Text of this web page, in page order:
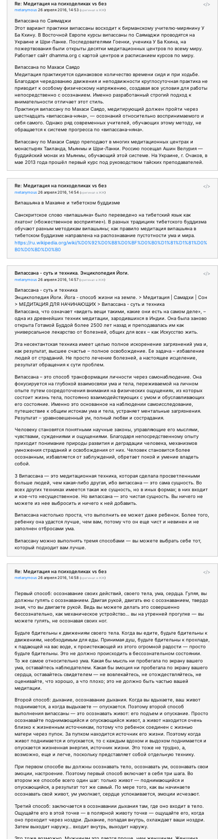
</>
Re: Медитация на психоделиках vs без
metanymous 26 апреля 2016, 14:53 (оригинал в ЖЖ)
Випассана по Саямаджи
Этот вариант практики випассаны восходит к бирманскому учителю-мирянину У
Ба Кхину. В Восточной Европе курсы випассаны по Саямаджи проводятся на
Украине и Шри-Ланке. Последователями Гоенки, ученика У Ба Кхина, на
пожертвования были открыты десятки медитационных центров по всему миру.
Работает сайт dhamma.org с картой центров и расписанием курсов по миру.
Випассана по Махаси Саядо
Медитация практикуется одинаковое количество времени сидя и при ходьбе.
Благодаря чередованию движения и неподвижности круглосуточная практика не
приводит к особому физическому напряжению, создавая все условия для работы
непосредственно с осознанием. Именно разработанный строгий подход к
внимательности отличает этот стиль.
Практикуя випассану по Махаси Саядо, медитирующий должен пройти через
шестнадцать «випассана-няна», — осознаний относительно воспринимаемого и
себя самого. Однако ряд современных учителей, обучающих этому методу, не
обращается к системе прогресса по «випассана-няна».
Випассану по Махаси Саядо преподают в многих медитационных центрах и
монастырях Таиланда, Мьянмы и Шри-Ланки. Россию посещал Ашин Велурия —
буддийский монах из Мьянмы, обучающий этой системе. На Украине, г. Очаков, в
мае 2013 года прошёл первый курс под руководством тайских преподавателей.
</>
Re: Медитация на психоделиках vs без
metanymous 26 апреля 2016, 14:54 (оригинал в ЖЖ)
Випашьяна в Махаяне и тибетском буддизме
Санскритское слово «випашьяна» было переведено на тибетский язык как
лхатонг («божественное восприятие»). В разных традициях тибетского буддизма
обучают разным методикам випашьяны; как правило медитация випашьяна в
тибетском буддизме направлена на распознавание пустотности ума и мира.
https://ru.wikipedia.org/wiki/%D0%92%D0%B8%D0%BF%D0%B0%D1%81%D1%81%D0%
B0%D0%BD%D0%B0
</>
Випассана - суть и техника. Энциклопедия Йоги.
metanymous 26 апреля 2016, 14:57 (оригинал в ЖЖ)
Випассана - суть и техника
Энциклопедия Йоги. Йога - способ жизни на земле. > Медитация | Cамадхи | Сон
> МЕДИТАЦИЯ ДЛЯ НАЧИНАЮЩИХ > Випассана - суть и техника
Випассана, что означает «видеть вещи такими, какие они есть на самом деле», –
одна из древнейших техник медитации, зародившихся в Индии. Она была заново
открыта Готамой Буддой более 2500 лет назад и преподавалась им как
универсальное лекарство от болезней, общих для всех – как Искусство жить.
Эта несектантская техника имеет целью полное искоренение загрязнений ума и,
как результат, высшее счастье – полное освобождение. Ее задача – избавление
людей от страданий. Не просто лечение болезней, а настоящее исцеление,
результат обращения к сути проблем.
Випассана – это способ трансформации личности через самонаблюдение. Она
фокусируется на глубокой взаимосвязи ума и тела, переживаемой на личном
опыте путем сосредоточения внимания на физических ощущениях, из которых
состоит жизнь тела, постоянно взаимодействующих с умом и обуславливающих
его состояние. Именно это основанное на наблюдении самоисследование,
путешествие к общим истокам ума и тела, устраняет ментальные загрязнения.
Результат – уравновешенный ум, полный любви и сострадания.
Человеку становятся понятными научные законы, управляющие его мыслями,
чувствами, суждениями и ощущениями. Благодаря непосредственному опыту
приходит понимание природы развития и деградации человека, механизмов
умножения страданий и освобождения от них. Человек становится более
осознанным, избавляется от заблуждений, обретает покой и умение владеть
собой.
3 Випассана — это медитационная техника, которая сделала просветленными
больше людей, чем какая-либо другая, ибо випассана — это сама сущность. Во
всех других техниках имеется такая же сущность, но в иных формах; в них входит
и кое-что несущественное. Но випассана — это чистая сущность. Вы ничего не
можете из нее выбросить и ничего к ней добавить.
Випассана настолько проста, что выполнить ее может даже ребенок. Более того,
ребенку она удастся лучше, чем вам, потому что он еще чист и невинен и не
заполнен отбросами ума.
Випассану можно выполнять тремя способами — вы можете выбрать себе тот,
который подходит вам лучше.
</>
Re: Медитация на психоделиках vs без
metanymous 26 апреля 2016, 14:58 (оригинал в ЖЖ)
Первый способ: осознавание своих действий, своего тела, ума, сердца. Гуляя, вы
должны гулять с осознаванием. Двигая рукой, двигать ею с осознаванием, твердо
зная, что вы двигаете рукой. Ведь вы можете делать это совершенно
бессознательно, как механическое устройство… вы на утренней прогулке — вы
можете гулять, не осознавая своих ног.
Будьте бдительны к движениям своего тела. Когда вы едите, будьте бдительны к
движениям, необходимым для еды. Принимая душ, будьте бдительны к прохладе,
к падающей на вас воде, к проистекающей из этого огромной радости — просто
будьте бдительны. Это не должно происходить в бессознательном состоянии.
То же самое относительно ума. Какая бы мысль ни пробегала по экрану вашего
ума, оставайтесь наблюдателем. Какая бы эмоция ни пробегала по экрану вашего
сердца, оставайтесь свидетелем — не вовлекайтесь, не отождествляйтесь, не
оценивайте, что хорошо, а что плохо; это не должно быть частью вашей
медитации.
Второй способ: дыхание, осознавание дыхания. Когда вы вдыхаете, ваш живот
поднимается, а когда выдыхаете — опускается. Поэтому второй способ
выполнения випассаны — это осознавать живот: его подъем и опускание. Просто
осознавайте поднимающийся и опускающийся живот, а живот находится очень
близко к жизненным источникам, потому что ребенок соединен с жизнью
матери через пупок. За пупком находится источник его жизни. Поэтому когда
живот поднимается и опускается, то с каждым вдохом и выдохом поднимается и
опускается жизненная энергия, источник жизни. Это тоже не трудно, а,
возможно, еще и легче, поскольку представляет собой отдельную технику.
При первом способе вы должны осознавать тело, осознавать ум, осознавать свои
эмоции, настроение. Поэтому первый способ включает в себя три шага. Во
втором же способе всего один шаг: только живот — поднимающийся и
опускающийся, а результат тот же самый. По мере того, как вы начинаете
осознавать свой живот, ум умолкает, сердце успокаивается, эмоции исчезают.
Третий способ: заключается в осознавании дыхания там, где оно входит в тело.
Ощущайте его в этой точке — в полярной животу точке — ощущайте его, когда
оно проходит через ноздри. Дыхание, попадая внутрь, охлаждает ваши ноздри.
Затем выходит наружу… входит внутрь, выходит наружу.